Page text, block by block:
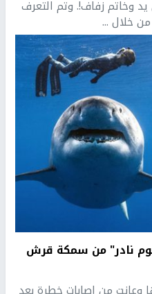
وخاتم زفاف!. وتم التعرف
خلال ...
نادر" من سمكة قرش